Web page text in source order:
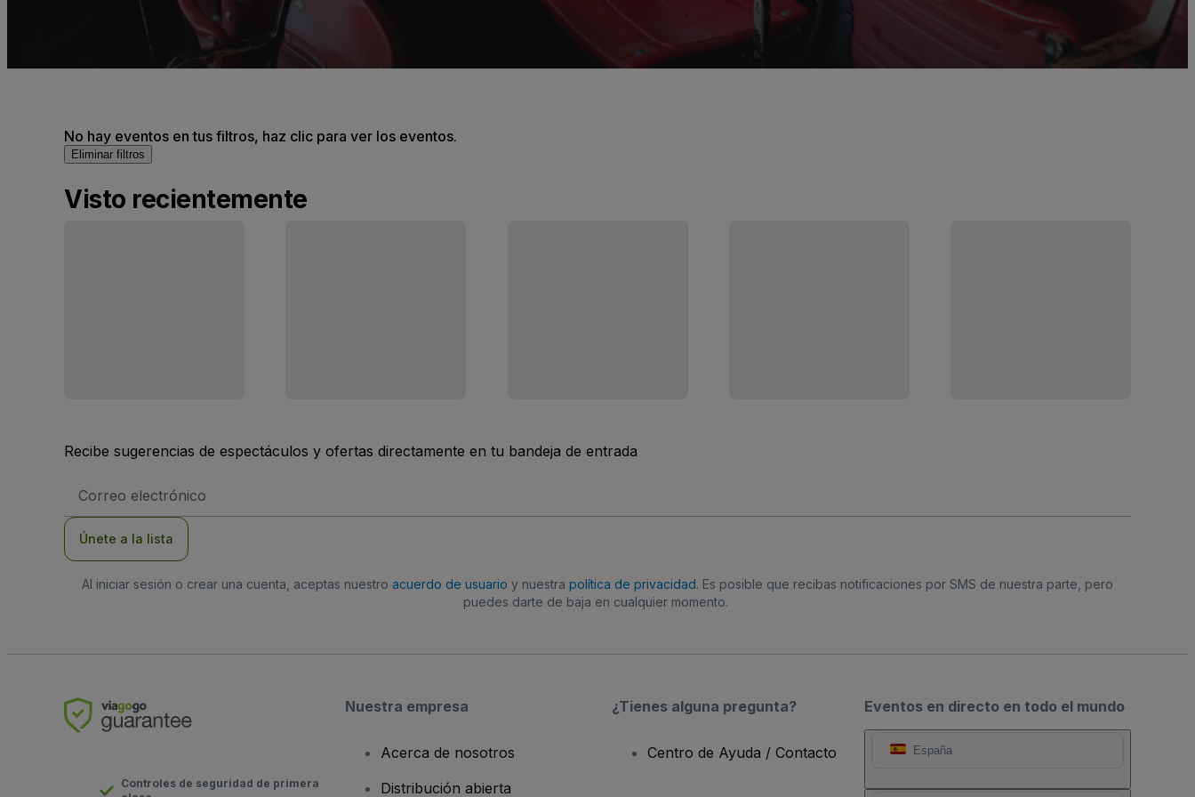
No hay eventos en tus filtros, haz clic para ver los eventos.
Eliminar filtros
Visto recientemente
Recibe sugerencias de espectáculos y ofertas directamente en tu bandeja de entrada
de
Únete a la lista
Al iniciar sesión o crear una cuenta, aceptas nuestro acuerdo de usuario y nuestra política de privacidad. Es posible que recibas notificaciones por SMS de nuestra parte, pero
puedes darte de baja en cualquier momento.
Eventos en directo en todo el mundo
España
Controles de seguridad de primera
Nuestra empresa
Acerca de nosotros
Distribución abierta
¿Tienes alguna pregunta?
Centro de Ayuda / Contacto